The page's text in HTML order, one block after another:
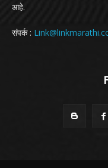
आहे.
संपर्क :